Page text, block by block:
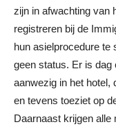
zijn in afwachting van
registreren bij de
hun asielprocedure te
geen status. Er is dag
aanwezig in het hotel,
en tevens toeziet op
Daarnaast krijgen alle